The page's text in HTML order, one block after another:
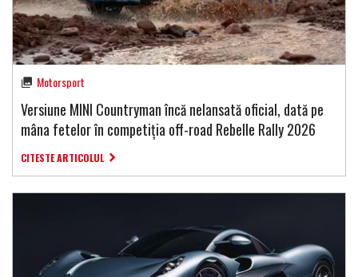
Motorsport
Versiune MINI Countryman încă nelansată oficial, dată pe
mâna fetelor în competiția off-road Rebelle Rally 2026
CITESTE ARTICOLUL